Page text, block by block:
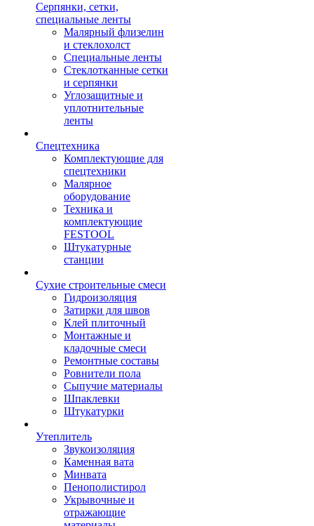
Серпянки, сетки,
специальные ленты
Малярный флизелин
и стеклохолст
Специальные ленты
Стеклотканные сетки
и серпянки
Углозащитные и
уплотнительные
ленты
Спецтехника
Комплектующие для
спецтехники
Малярное
оборудование
Техника и
комплектующие
FESTOOL
Штукатурные
станции
Сухие строительные смеси
Гидроизоляция
Затирки для швов
Клей плиточный
Монтажные и
кладочные смеси
Ремонтные составы
Ровнители пола
Сыпучие материалы
Шпаклевки
Штукатурки
Утеплитель
Звукоизоляция
Каменная вата
Минвата
Пенополистирол
Укрывочные и
отражающие